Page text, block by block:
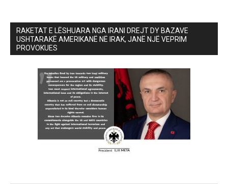
RAKETAT E LËSHUARA NGA IRANI DREJT DY BAZAVE
USHTARAKË AMERIKANË NË IRAK, JANË NJË VEPRIM
PROVOKUES